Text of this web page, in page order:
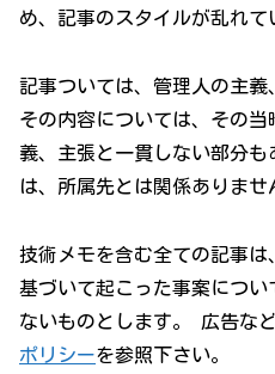
め、記事のスタイルが乱れて
記事ついては、管理人の主義
その内容については、その
義、主張と一貫しない部分
は、所属先とは関係ありませ
技術メモを含む全ての記事
基づいて起こった事案につ
ないものとします。 広告な
ポリシーを参照下さい。